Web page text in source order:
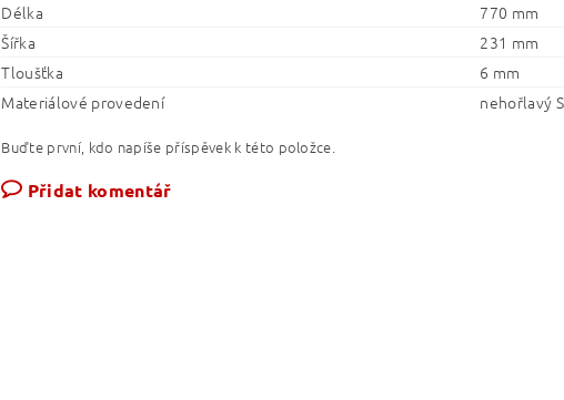
Délka
770 mm
Šířka
231 mm
Tloušťka
6 mm
Materiálové provedení
nehořlavý
Buďte první, kdo napíše příspěvek k této položce.
Přidat komentář